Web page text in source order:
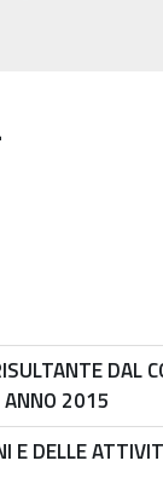
DAL
ANNO 2015
DELLE